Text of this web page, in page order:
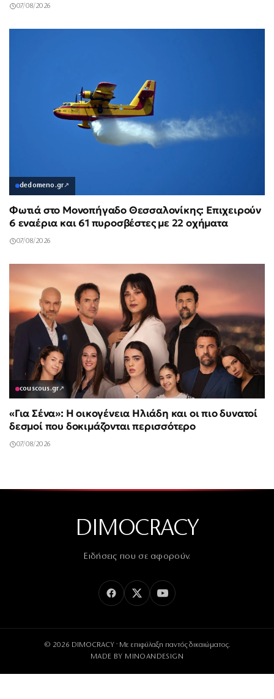
07/08/2026
dedomeno.gr↗
Φωτιά στο Μονοπήγαδο Θεσσαλονίκης: Επιχειρούν
6 εναέρια και 61 πυροσβέστες με 22 οχήματα
07/08/2026
couscous.gr↗
«Για Σένα»: Η οικογένεια Ηλιάδη και οι πιο δυνατοί
δεσμοί που δοκιμάζονται περισσότερο
07/08/2026
DIMOCRACY
Ειδήσεις που σε αφορούν.
© 2026 DIMOCRACY · Με επιφύλαξη παντός δικαιώματος.
MADE BY MINOANDESIGN